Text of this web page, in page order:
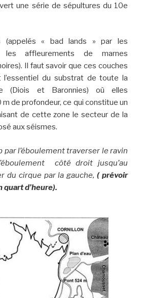
une série de sépultures du 10e
(appelés « bad lands » par les
les affleurements de marnes
Il faut savoir que ces couches
l’essentiel du substrat de toute la
(Diois et Baronnies) où elles
de profondeur, ce qui constitue un
de cette zone le secteur de la
aux séismes.
par l’éboulement traverser le ravin
côté droit jusqu’au
du cirque par la gauche,( prévoir
quart d’heure).